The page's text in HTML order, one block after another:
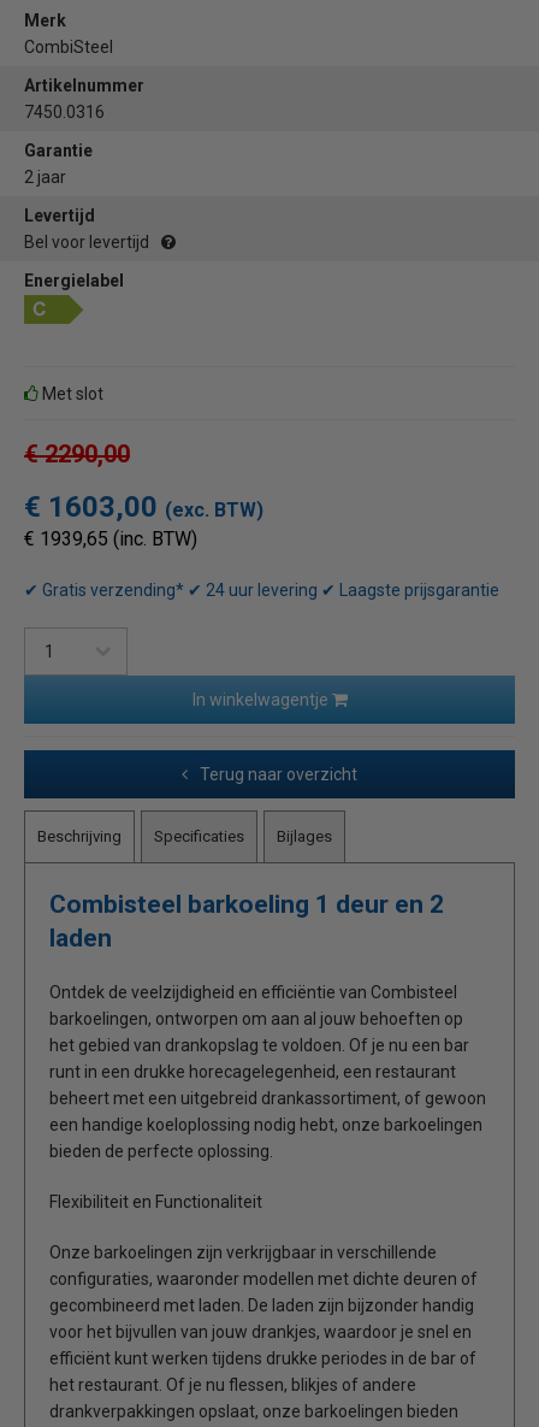
Merk
CombiSteel
Artikelnummer
7450.0316
Garantie
2 jaar
Levertijd
Bel voor levertijd
Energielabel
Met slot
€ 2290,00
€ 1603,00 (exc. BTW)
€ 1939,65 (inc. BTW)
✔ Gratis verzending* ✔ 24 uur levering ✔ Laagste prijsgarantie
In winkelwagentje
Terug naar overzicht
Beschrijving Specificaties Bijlages
Combisteel barkoeling 1 deur en 2
laden
Ontdek de veelzijdigheid en efficiëntie van Combisteel
barkoelingen, ontworpen om aan al jouw behoeften op
het gebied van drankopslag te voldoen. Of je nu een bar
runt in een drukke horecagelegenheid, een restaurant
beheert met een uitgebreid drankassortiment, of gewoon
een handige koeloplossing nodig hebt, onze barkoelingen
bieden de perfecte oplossing.
Flexibiliteit en Functionaliteit
Onze barkoelingen zijn verkrijgbaar in verschillende
configuraties, waaronder modellen met dichte deuren of
gecombineerd met laden. De laden zijn bijzonder handig
voor het bijvullen van jouw drankjes, waardoor je snel en
efficiënt kunt werken tijdens drukke periodes in de bar of
het restaurant. Of je nu flessen, blikjes of andere
drankverpakkingen opslaat, onze barkoelingen bieden